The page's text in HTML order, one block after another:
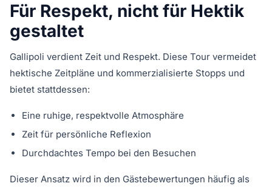
Für Respekt, nicht für Hektik
gestaltet
Gallipoli verdient Zeit und Respekt. Diese Tour vermeidet
hektische Zeitpläne und kommerzialisierte Stopps und
bietet stattdessen:
Eine ruhige, respektvolle Atmosphäre
Zeit für persönliche Reflexion
Durchdachtes Tempo bei den Besuchen
Dieser Ansatz wird in den Gästebewertungen häufig als